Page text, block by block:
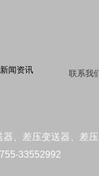
新闻资讯 联系我
、差压变送器、差
33552992